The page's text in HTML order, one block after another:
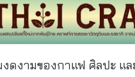
งามของกาแฟ ศิลปะ แล